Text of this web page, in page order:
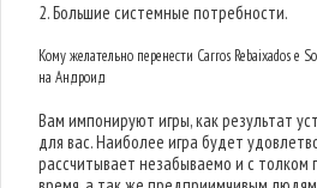
2. Большие системные потребности.
Кому желательно перенести Carros Rebaixados
на Андроид
Вам импонируют игры, как результат
для вас. Наиболее игра будет
рассчитывает незабываемо и с толком